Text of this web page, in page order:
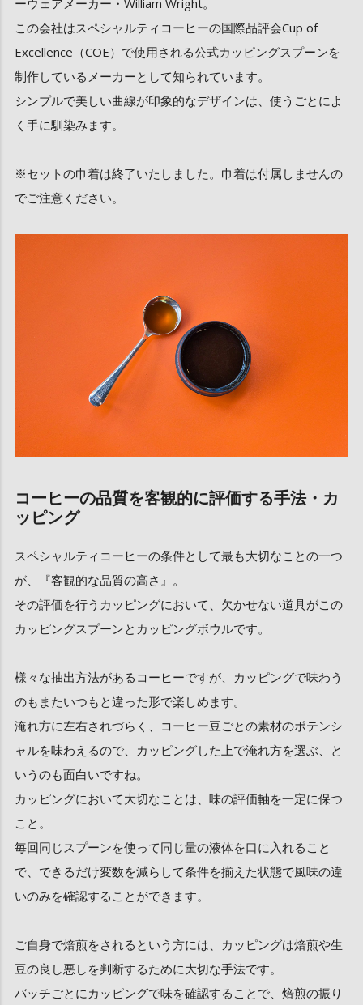
ーウェアメーカー・William Wright。
この会社はスペシャルティコーヒーの国際品評会Cup of
Excellence（COE）で使用される公式カッピングスプーンを
制作しているメーカーとして知られています。
シンプルで美しい曲線が印象的なデザインは、使うごとによ
く手に馴染みます。
※セットの巾着は終了いたしました。巾着は付属しませんの
でご注意ください。
コーヒーの品質を客観的に評価する手法・カ
ッピング
スペシャルティコーヒーの条件として最も大切なことの一つ
が、『客観的な品質の高さ』。
その評価を行うカッピングにおいて、欠かせない道具がこの
カッピングスプーンとカッピングボウルです。
様々な抽出方法があるコーヒーですが、カッピングで味わう
のもまたいつもと違った形で楽しめます。
淹れ方に左右されづらく、コーヒー豆ごとの素材のポテンシ
ャルを味わえるので、カッピングした上で淹れ方を選ぶ、と
いうのも面白いですね。
カッピングにおいて大切なことは、味の評価軸を一定に保つ
こと。
毎回同じスプーンを使って同じ量の液体を口に入れること
で、できるだけ変数を減らして条件を揃えた状態で風味の違
いのみを確認することができます。
ご自身で焙煎をされるという方には、カッピングは焙煎や生
豆の良し悪しを判断するために大切な手法です。
バッチごとにカッピングで味を確認することで、焙煎の振り